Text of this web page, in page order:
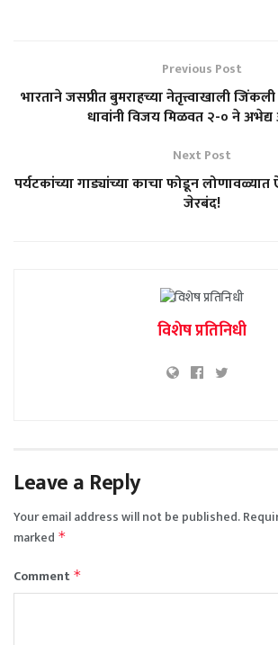
Previous Post
भारताने जसप्रीत बुमराहच्या नेतृत्त्वाखाली
धावांनी विजय मिळवत २-० ने
Next Post
पर्यटकांच्या गाड्यांच्या काचा फोडून
जेरबंद!
विशेष प्रतिनिधी
Leave a Reply
Your email address will not be published.
marked *
Comment *